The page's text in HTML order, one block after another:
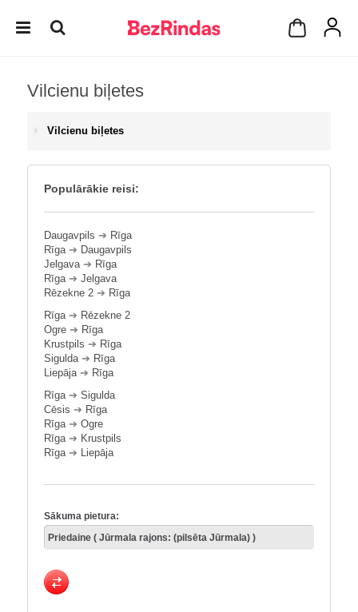
Vilcienu biļetes
Vilcienu biļetes
Populārākie reisi:
Daugavpils ➔ Rīga
Rīga➔ Daugavpils
Jelgava➔ Rīga
Rīga➔ Jelgava
Rēzekne 2 ➔ Rīga
Rīga➔ Rēzekne 2
Ogre ➔ Rīga
Krustpils ➔ Rīga
Sigulda➔ Rīga
Liepāja➔ Rīga
Rīga➔ Sigulda
Cēsis ➔ Rīga
Rīga➔ Ogre
Rīga➔ Krustpils
Rīga➔ Liepāja
Sākuma pietura: